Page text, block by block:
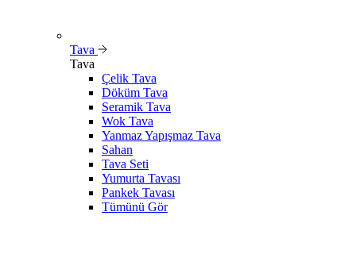
Tava
Tava
Çelik Tava
Döküm Tava
Seramik Tava
Wok Tava
Yanmaz Yapışmaz Tava
Sahan
Tava Seti
Yumurta Tavası
Pankek Tavası
Tümünü Gör